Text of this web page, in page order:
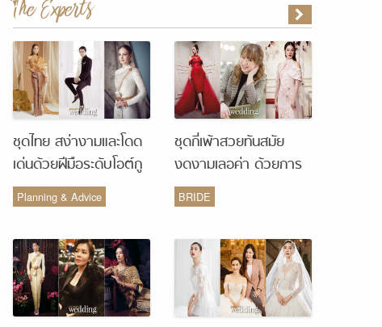
The Experts
ชุดไทย สง่างามและโดด
เด่นด้วยฝีมือระดับโอต์กู
ตูร์ จากห้องเสื้อ Vanus
Couture
Planning & Advice
ชุดกี่เพ้าสวยทันสมัย
งดงามเลอค่า ด้วยการ
รังสรรค์จากห้องเสื้อ
Monique Wedding
BRIDE